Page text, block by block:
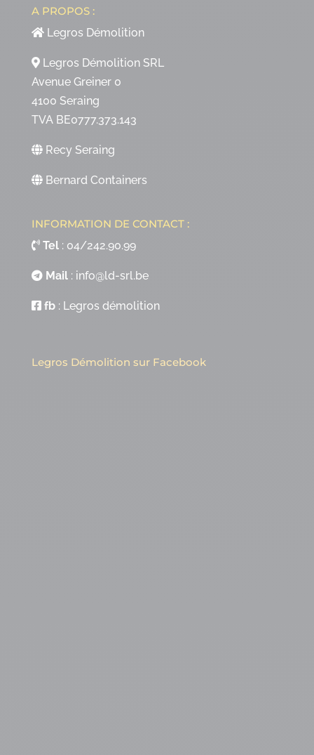
A PROPOS :
Legros Démolition
Legros Démolition SRL
Avenue Greiner 0
4100 Seraing
TVA BE0777.373.143
Recy Seraing
Bernard Containers
INFORMATION DE CONTACT :
Tel: 04/242.90.99
Mail: info@ld-srl.be
fb: Legros démolition
Legros Démolition sur Facebook